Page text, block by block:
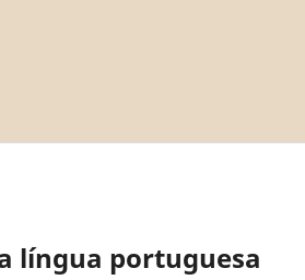
língua portuguesa